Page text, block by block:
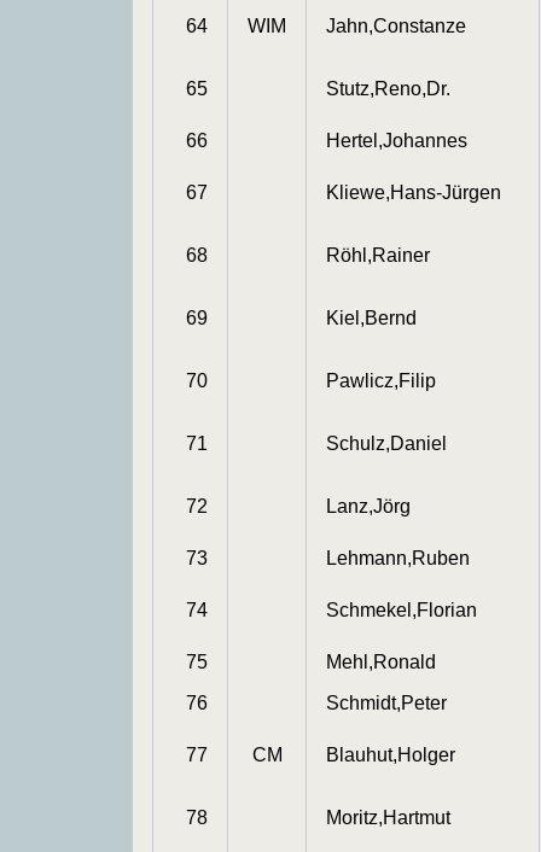
64 WIM Jahn,Constanze
65 Stutz,Reno,Dr.
66 Hertel,Johannes
67 Kliewe,Hans-Jürgen
68 Röhl,Rainer
69 Kiel,Bernd
70 Pawlicz,Filip
71 Schulz,Daniel
72 Lanz,Jörg
73 Lehmann,Ruben
74 Schmekel,Florian
75
Mehl,Ronald
76
Schmidt,Peter
77 CM Blauhut,Holger
78 Moritz,Hartmut